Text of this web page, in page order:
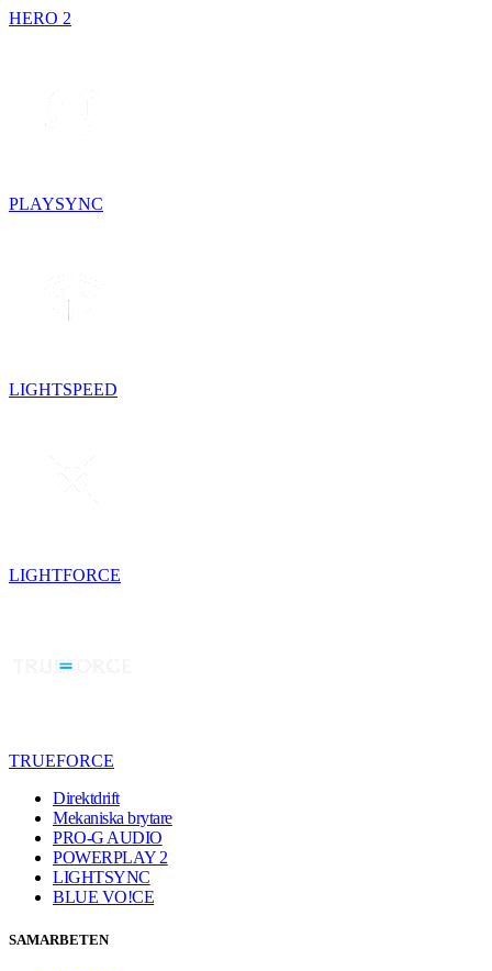
HERO 2
PLAYSYNC
LIGHTSPEED
LIGHTFORCE
TRUEFORCE
Direktdrift
Mekaniska brytare
PRO-G AUDIO
POWERPLAY 2
LIGHTSYNC
BLUE VO!CE
SAMARBETEN